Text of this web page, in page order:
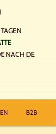
NACH DE
B2B